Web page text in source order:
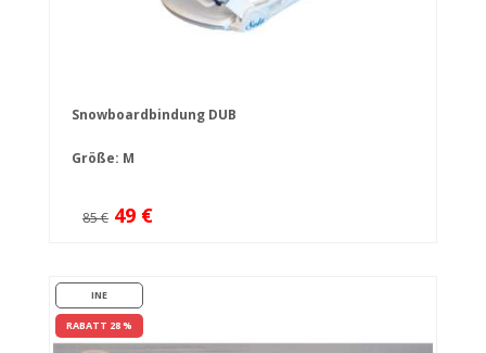
Snowboardbindung DUB
Größe: M
85 € 49 €
INE
RABATT 28 %